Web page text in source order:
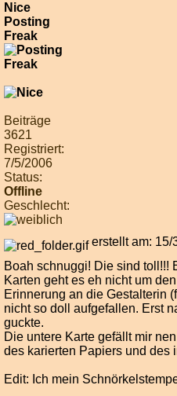
Nice
Posting
Freak
Beiträge
3621
Registriert:
7/5/2006
Status:
Offline
Geschlecht:
erstellt am: 15/
Boah schnuggi! Die sind toll!!!
Karten geht es eh nicht um
Erinnerung an die Gestalterin
nicht so doll aufgefallen. Erst
guckte.
Die untere Karte gefällt mir
des karierten Papiers und des
Edit: Ich mein